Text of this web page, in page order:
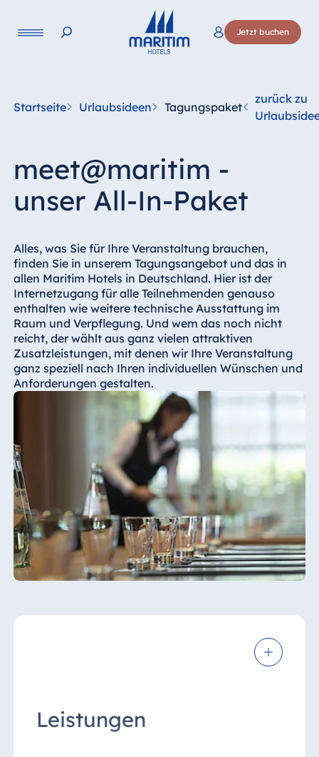
Jetzt buchen
Startseite Urlaubsideen Tagungspaket
zurück zu
meet@maritim -
unser All-In-Paket
Alles, was Sie für Ihre Veranstaltung brauchen,
finden Sie in unserem Tagungsangebot und das in
allen Maritim Hotels in Deutschland. Hier ist der
Internetzugang für alle Teilnehmenden genauso
enthalten wie weitere technische Ausstattung im
Raum und Verpflegung. Und wem das noch nicht
reicht, der wählt aus ganz vielen attraktiven
Zusatzleistungen, mit denen wir Ihre Veranstaltung
ganz speziell nach Ihren individuellen Wünschen und
Anforderungen gestalten.
Leistungen